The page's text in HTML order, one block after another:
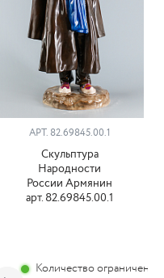
АРТ. 82.69845.00.1
Скульптура
Народности
России Армянин
арт. 82.69845.00.1
Количество ограничено